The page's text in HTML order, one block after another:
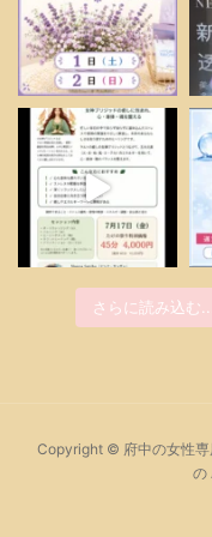
さらに読み込む...
Copyright © 府中の女性専
の